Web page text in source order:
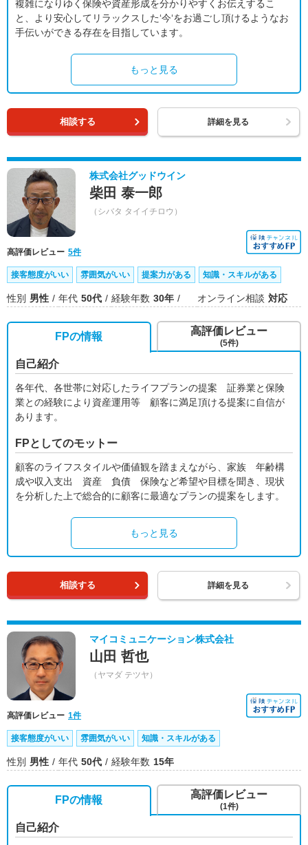
複雑になりゆく保険や資産形成を分かりやすくお伝えするこ
と、より安心してリラックスした‘今‘をお過ごし頂けるようなお
手伝いができる存在を目指しています。
もっと見る
相談する 詳細を見る
株式会社グッドウイン
柴田 泰一郎
（シバタ タイイチロウ）
高評価レビュー 5件
接客態度がいい 雰囲気がいい 提案力がある 知識・スキルがある
性別 男性 年代 50代 経験年数 30年 オンライン相談 対応
FPの情報
自己紹介
各年代、各世帯に対応したライフプランの提案 証券業と保険
業との経験により資産運用等 顧客に満足頂ける提案に自信が
あります。
FPとしてのモットー
顧客のライフスタイルや価値観を踏まえながら、家族 年齢構
成や収入支出 資産 負債 保険など希望や目標を聞き、現状
を分析した上で総合的に顧客に最適なプランの提案をします。
もっと見る
高評価レビュー
(5件)
相談する 詳細を見る
マイコミュニケーション株式会社
山田 哲也
（ヤマダ テツヤ）
高評価レビュー 1件
接客態度がいい 雰囲気がいい 知識・スキルがある
性別 男性 年代 50代 経験年数 15年
FPの情報
自己紹介
高評価レビュー
(1件)